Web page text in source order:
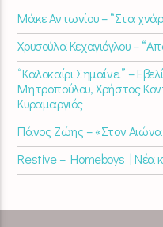
Μάκε Αντωνίου – “Στα
Χρυσούλα Κεχαγιόγλου –
“Καλοκαίρι Σημαίνει” –
Μητροπούλου, Χρήστος
Κυραμαργιός
Πάνος Ζώης – «Στον
Restive – Homeboys | Νέα